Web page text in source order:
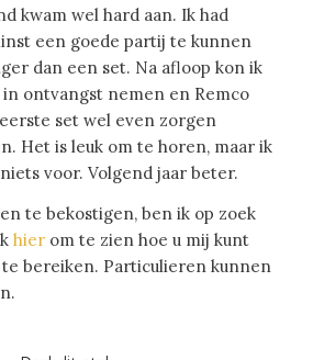
kwam wel hard aan. Ik had
een goede partij te kunnen
dan een set. Na afloop kon ik
ontvangst nemen en Remco
set wel even zorgen
Het is leuk om te horen, maar ik
voor. Volgend jaar beter.
te bekostigen, ben ik op zoek
hierom te zien hoe u mij kunt
bereiken. Particulieren kunnen